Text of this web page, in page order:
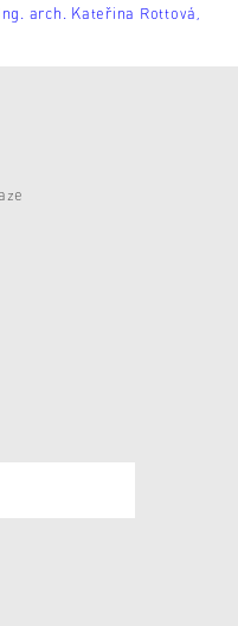
arch. Kateřina Rottová,